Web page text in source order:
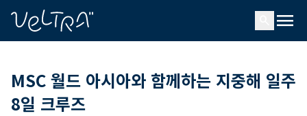
menu
MSC 월드 아시아와 함께하는 지중해 일주
8일 크루즈